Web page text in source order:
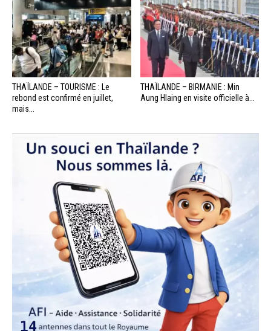
THAÏLANDE – TOURISME : Le
rebond est confirmé en juillet,
mais...
THAÏLANDE – BIRMANIE : Min
Aung Hlaing en visite officielle à...